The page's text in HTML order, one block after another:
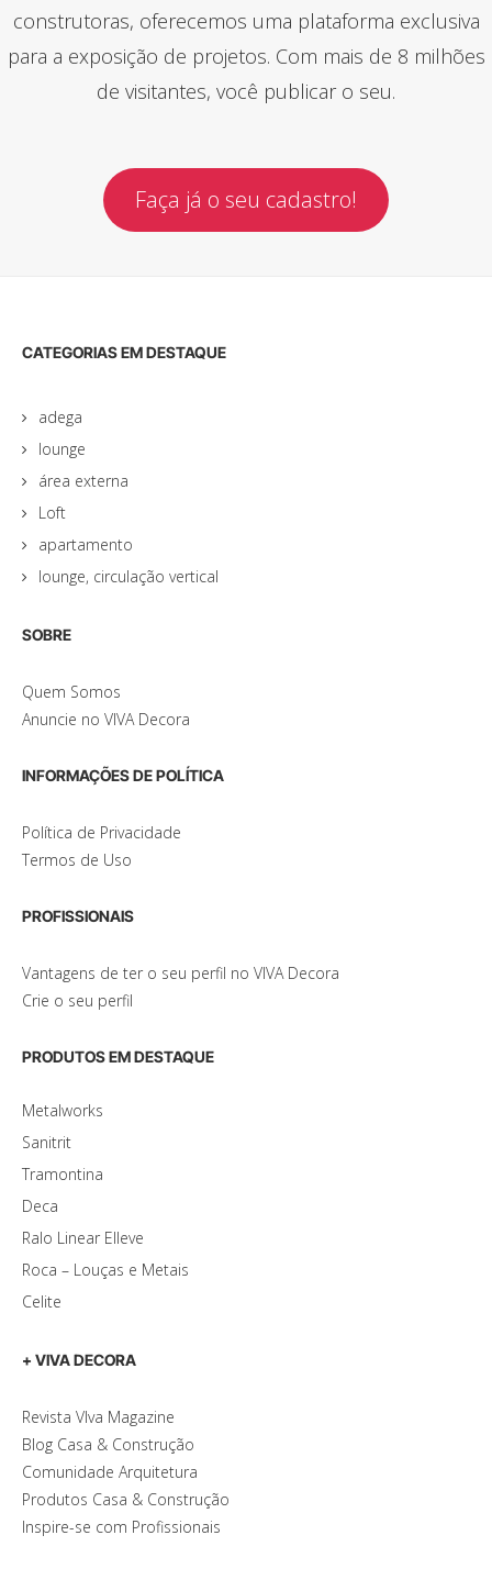
construtoras, oferecemos uma plataforma exclusiva
para a exposição de projetos. Com mais de 8 milhões
de visitantes, você publicar o seu.
Faça já o seu cadastro!
CATEGORIAS EM DESTAQUE
adega
lounge
área externa
Loft
apartamento
lounge, circulação vertical
SOBRE
Quem Somos
Anuncie no VIVA Decora
INFORMAÇÕES DE POLÍTICA
Política de Privacidade
Termos de Uso
PROFISSIONAIS
Vantagens de ter o seu perfil no VIVA Decora
Crie o seu perfil
PRODUTOS EM DESTAQUE
Metalworks
Sanitrit
Tramontina
Deca
Ralo Linear Elleve
Roca – Louças e Metais
Celite
+ VIVA DECORA
Revista VIva Magazine
Blog Casa & Construção
Comunidade Arquitetura
Produtos Casa & Construção
Inspire-se com Profissionais